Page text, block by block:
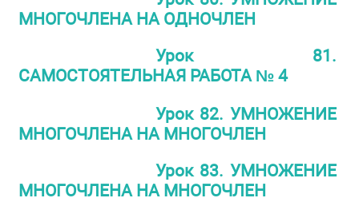
МНОГОЧЛЕНА НА ОДНОЧЛЕН
Урок 81.
САМОСТОЯТЕЛЬНАЯ РАБОТА № 4
Урок 82. УМНОЖЕНИЕ
МНОГОЧЛЕНА НА МНОГОЧЛЕН
Урок 83. УМНОЖЕНИЕ
МНОГОЧЛЕНА НА МНОГОЧЛЕН